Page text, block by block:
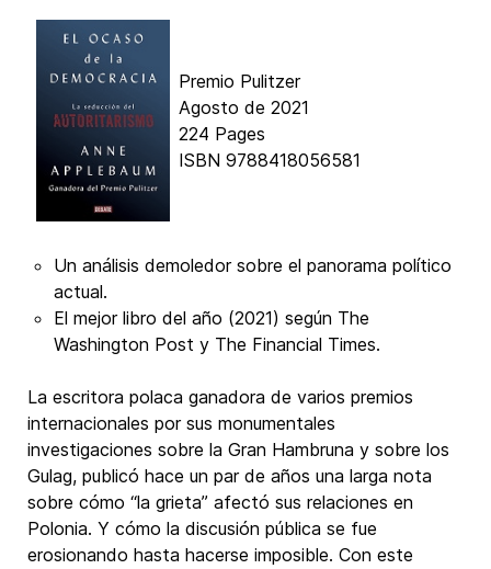
Premio Pulitzer
Agosto de 2021
224 Pages
ISBN 9788418056581
Un análisis demoledor sobre el panorama político
actual.
El mejor libro del año (2021) según The
Washington Post y The Financial Times.
La escritora polaca ganadora de varios premios
internacionales por sus monumentales
investigaciones sobre la Gran Hambruna y sobre los
Gulag, publicó hace un par de años una larga nota
sobre cómo “la grieta” afectó sus relaciones en
Polonia. Y cómo la discusión pública se fue
erosionando hasta hacerse imposible. Con este